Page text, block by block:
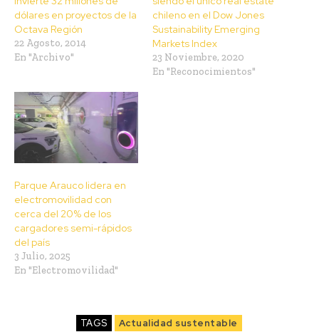
dólares en proyectos de la
Octava Región
22 Agosto, 2014
En "Archivo"
chileno en el Dow Jones
Sustainability Emerging
Markets Index
23 Noviembre, 2020
En "Reconocimientos"
Parque Arauco lidera en
electromovilidad con
cerca del 20% de los
cargadores semi-rápidos
del país
3 Julio, 2025
En "Electromovilidad"
TAGS Actualidad sustentable